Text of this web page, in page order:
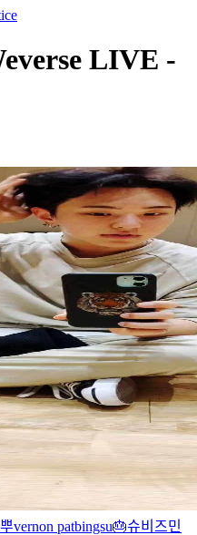
LIVE -
vernon patbingsu🎂슈비즈민